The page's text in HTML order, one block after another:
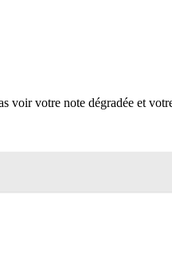
voir votre note dégradée et